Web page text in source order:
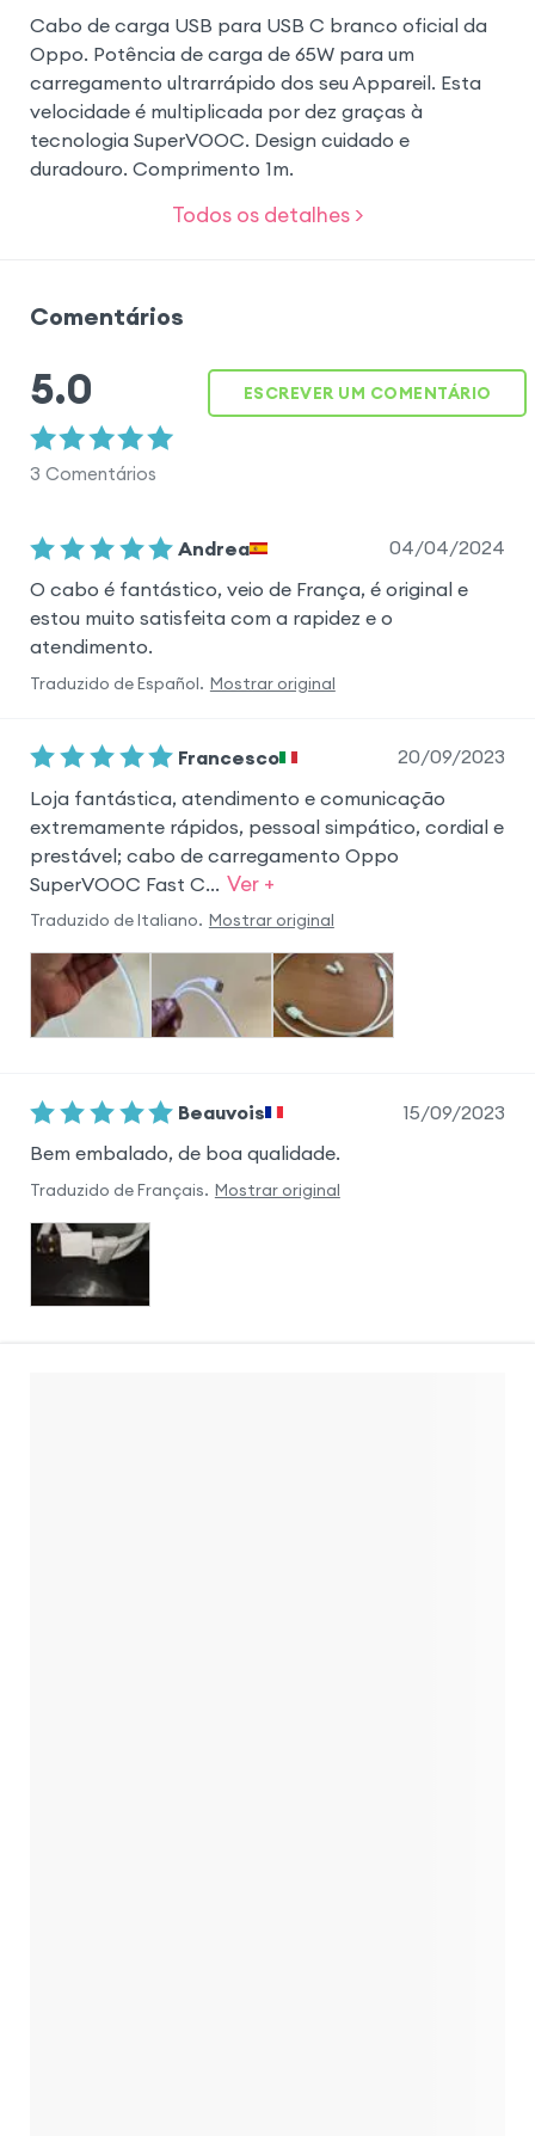
Cabo de carga USB para USB C branco oficial da
Oppo. Potência de carga de 65W para um
carregamento ultrarrápido dos seu Appareil. Esta
velocidade é multiplicada por dez graças à
tecnologia SuperVOOC. Design cuidado e
duradouro. Comprimento 1m.
Todos os detalhes >
Comentários
5.0
3 Comentários
ESCREVER UM COMENTÁRIO
Andrea
04/04/2024
O cabo é fantástico, veio de França, é original e
estou muito satisfeita com a rapidez e o
atendimento.
Traduzido deEspañol. Mostrar original
Francesco
20/09/2023
Loja fantástica, atendimento e comunicação
extremamente rápidos, pessoal simpático, cordial e
prestável; cabo de carregamento Oppo
SuperVOOC Fast C... Ver +
Traduzido deItaliano. Mostrar original
Beauvois
15/09/2023
Bem embalado, de boa qualidade.
Traduzido deFrançais. Mostrar original